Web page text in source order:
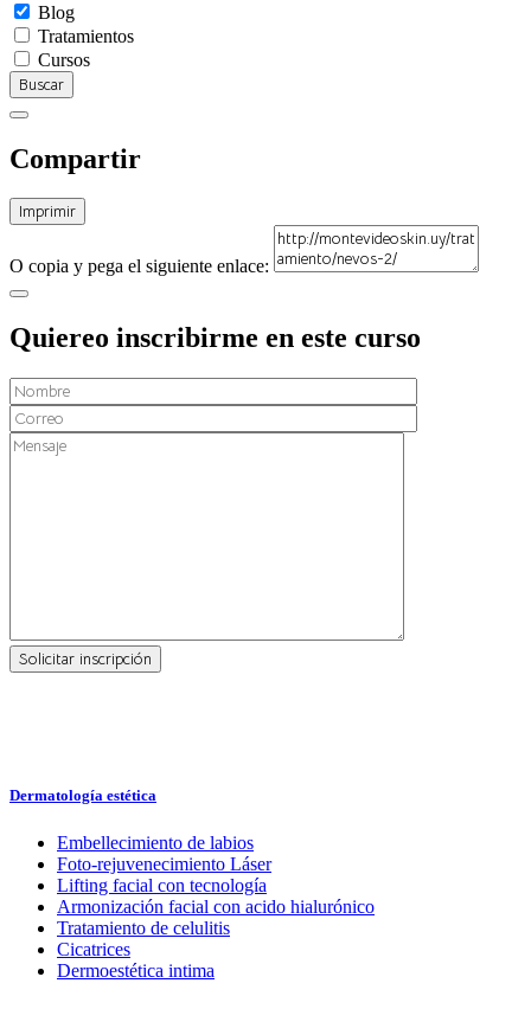
Blog
Tratamientos
Cursos
Buscar
Compartir
Imprimir
O copia y pega el siguiente enlace:
Quiereo inscribirme en este curso
Dermatología estética
Embellecimiento de labios
Foto-rejuvenecimiento Láser
Lifting facial con tecnología
Armonización facial con acido hialurónico
Tratamiento de celulitis
Cicatrices
Dermoestética intima